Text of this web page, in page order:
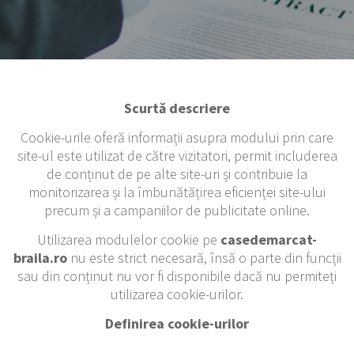
Scurtă descriere
Cookie-urile oferă informații asupra modului prin care
site-ul este utilizat de către vizitatori, permit includerea
de conținut de pe alte site-uri și contribuie la
monitorizarea și la îmbunătățirea eficienței site-ului
precum și a campaniilor de publicitate online.
Utilizarea modulelor cookie pe casedemarcat-
braila.ronu este strict necesară, însă o parte din funcții
sau din conținut nu vor fi disponibile dacă nu permiteți
utilizarea cookie-urilor.
Definirea cookie-urilor